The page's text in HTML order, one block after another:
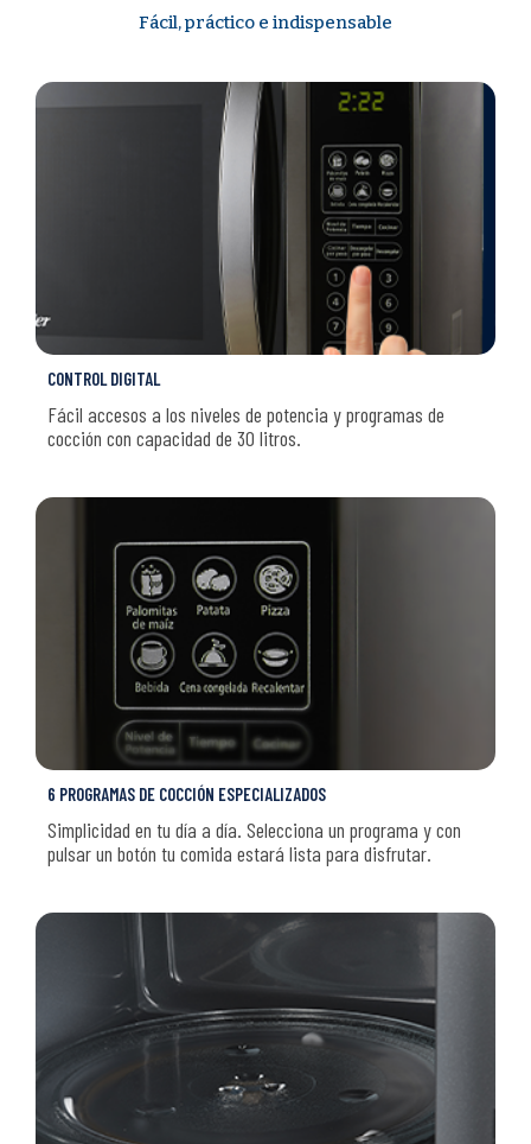
Fácil, práctico e indispensable
CONTROL DIGITAL
Fácil accesos a los niveles de potencia y programas de
cocción con capacidad de 30 litros.
6 PROGRAMAS DE COCCIÓN ESPECIALIZADOS
Simplicidad en tu día a día. Selecciona un programa y con
pulsar un botón tu comida estará lista para disfrutar.